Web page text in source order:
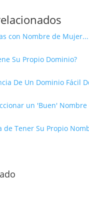
con Nombre de Mujer...
Su Propio Dominio?
De Un Dominio Fácil
un 'Buen'
de Tener Su Propio